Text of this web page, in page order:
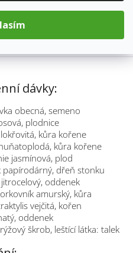
dávky:
obecná, semeno
plodnice
kůra kořene
kůra kořene
jasmínová, plod
papírodárný, dřeň stonku
jitrocelový, oddenek
amurský, kůra
vejčitá, kořen
oddenek
škrob, leštící látka: talek